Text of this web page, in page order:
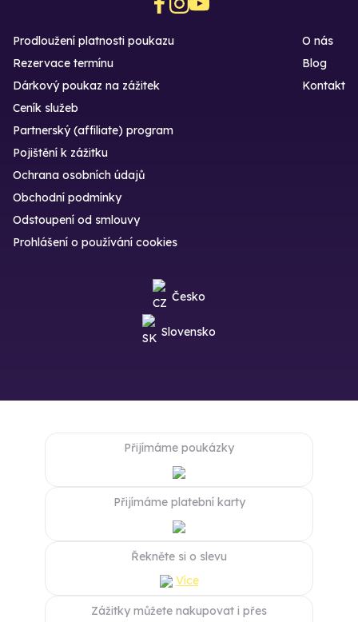
Prodloužení platnosti poukazu
Rezervace termínu
Dárkový poukaz na zážitek
O nás
Blog
Kontakt
Ceník služeb
Partnerský (affiliate) program
Pojištění k zážitku
Ochrana osobních údajů
Obchodní podmínky
Odstoupení od smlouvy
Prohlášení o používání cookies
Česko
Slovensko
Přijímáme poukázky
Přijímáme platební karty
Řekněte si o slevu
Více
Zážitky můžete nakupovat i přes